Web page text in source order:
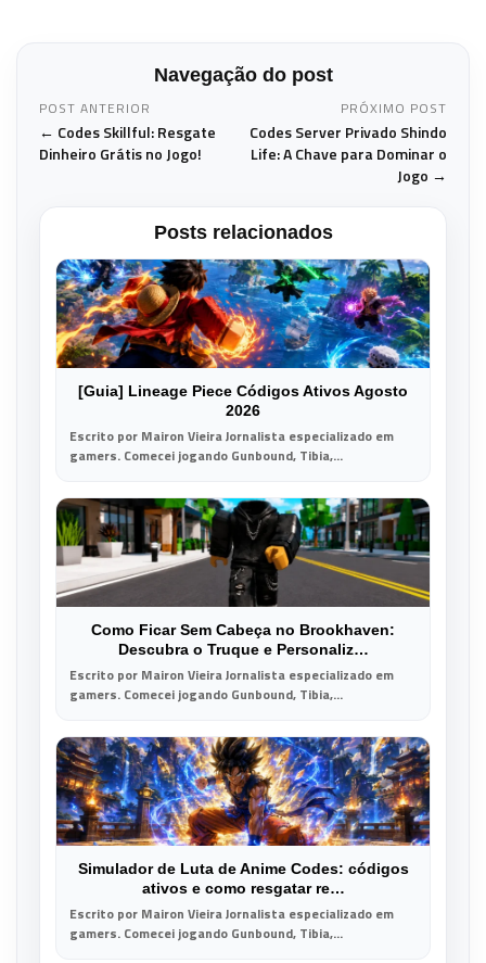
Navegação do post
POST ANTERIOR
← Codes Skillful: Resgate
Dinheiro Grátis no Jogo!
PRÓXIMO POST
Codes Server Privado Shindo
Life: A Chave para Dominar o
Jogo →
Posts relacionados
[Guia] Lineage Piece Códigos Ativos Agosto
2026
Escrito por Mairon Vieira Jornalista especializado em
gamers. Comecei jogando Gunbound, Tibia,...
Como Ficar Sem Cabeça no Brookhaven:
Descubra o Truque e Personaliz…
Escrito por Mairon Vieira Jornalista especializado em
gamers. Comecei jogando Gunbound, Tibia,...
Simulador de Luta de Anime Codes: códigos
ativos e como resgatar re…
Escrito por Mairon Vieira Jornalista especializado em
gamers. Comecei jogando Gunbound, Tibia,...